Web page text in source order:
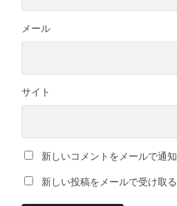
メール
サイト
新しいコメントをメールで通知
新しい投稿をメールで受け取る